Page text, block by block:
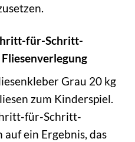
für-Schritt-
Grau 20 kg
zum Kinderspiel.
für-Schritt-
ein Ergebnis, das